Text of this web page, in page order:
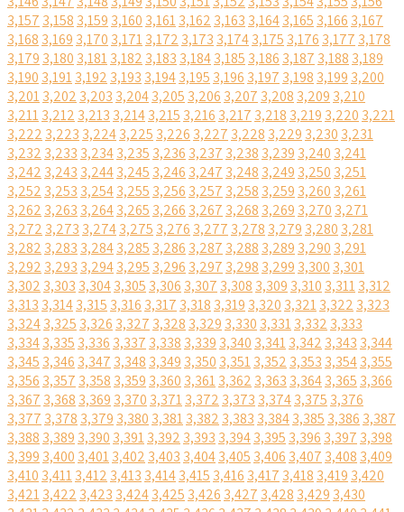
3,157 3,158 3,159 3,160 3,1613,162 3,163 3,1643,165 3,166 3,167
3,168 3,169 3,170 3,1713,172 3,173 3,1743,175 3,176 3,177 3,178
3,179 3,180 3,1813,182 3,183 3,1843,185 3,186 3,187 3,188 3,189
3,190 3,1913,192 3,193 3,1943,195 3,196 3,197 3,198 3,199 3,200
3,2013,202 3,203 3,2043,205 3,206 3,207 3,208 3,209 3,210
3,2113,212 3,213 3,2143,215 3,216 3,217 3,218 3,219 3,220 3,221
3,222 3,223 3,2243,225 3,226 3,227 3,228 3,229 3,230 3,231
3,232 3,233 3,2343,235 3,236 3,237 3,238 3,239 3,240 3,241
3,242 3,243 3,2443,245 3,246 3,247 3,248 3,249 3,250 3,251
3,252 3,253 3,2543,255 3,256 3,257 3,258 3,259 3,260 3,261
3,262 3,263 3,2643,265 3,266 3,267 3,268 3,269 3,270 3,271
3,272 3,273 3,2743,275 3,276 3,277 3,278 3,279 3,280 3,281
3,282 3,283 3,2843,285 3,286 3,287 3,288 3,289 3,290 3,291
3,292 3,293 3,2943,295 3,296 3,297 3,298 3,299 3,300 3,301
3,302 3,303 3,3043,305 3,306 3,307 3,308 3,309 3,310 3,3113,312
3,313 3,3143,315 3,316 3,317 3,318 3,319 3,320 3,3213,322 3,323
3,3243,325 3,326 3,327 3,328 3,329 3,330 3,3313,332 3,333
3,3343,335 3,336 3,337 3,338 3,339 3,340 3,3413,342 3,343 3,344
3,345 3,346 3,347 3,348 3,349 3,350 3,3513,352 3,353 3,3543,355
3,356 3,357 3,358 3,359 3,360 3,3613,362 3,363 3,3643,365 3,366
3,367 3,368 3,369 3,370 3,3713,372 3,373 3,3743,375 3,376
3,377 3,378 3,379 3,380 3,3813,382 3,383 3,3843,385 3,386 3,387
3,388 3,389 3,390 3,3913,392 3,393 3,3943,395 3,396 3,397 3,398
3,399 3,400 3,4013,402 3,403 3,4043,405 3,406 3,407 3,408 3,409
3,410 3,4113,412 3,413 3,4143,415 3,416 3,417 3,418 3,419 3,420
3,4213,422 3,423 3,4243,425 3,426 3,427 3,428 3,429 3,430